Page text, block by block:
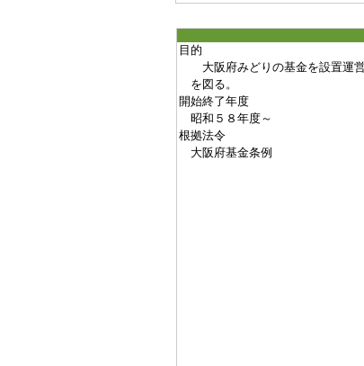
目的
大阪府みどりの基金を設置運営
を図る。
開始終了年度
昭和５８年度～
根拠法令
大阪府基金条例